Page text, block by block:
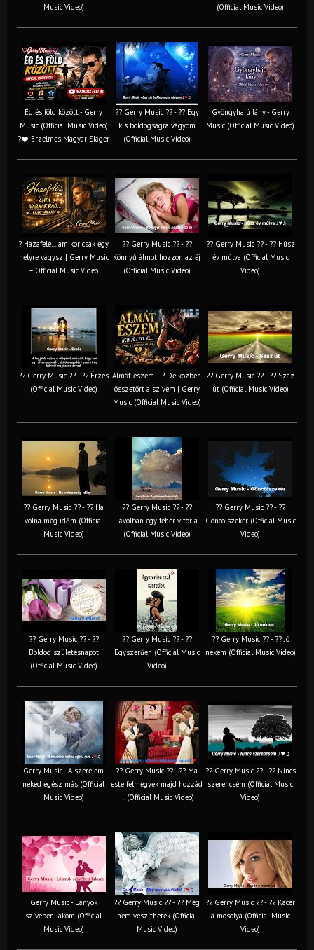
Music Video)
(Official Music Video)
Ég és föld között - Gerry
Music (Official Music Video)
?❤️ Érzelmes Magyar Sláger
?? Gerry Music ?? - ?? Egy
kis boldogságra vágyom
(Official Music Video)
Gyöngyhajú lány - Gerry
Music (Official Music Video)
? Hazafelé… amikor csak egy
helyre vágysz | Gerry Music
– Official Music Video
?? Gerry Music ?? - ??
Könnyű álmot hozzon az éj
(Official Music Video)
?? Gerry Music ?? - ?? Húsz
év múlva (Official Music
Video)
?? Gerry Music ?? - ?? Érzés
(Official Music Video)
Almát eszem… ? De közben
összetört a szívem | Gerry
Music (Official Music Video)
?? Gerry Music ?? - ?? Száz
út (Official Music Video)
?? Gerry Music ?? - ?? Ha
volna még időm (Official
Music Video)
?? Gerry Music ?? - ??
Távolban egy fehér vitorla
(Official Music Video)
?? Gerry Music ?? - ??
Göncölszekér (Official Music
Video)
?? Gerry Music ?? - ??
Boldog születésnapot
(Official Music Video)
?? Gerry Music ?? - ??
Egyszerűen (Official Music
Video)
?? Gerry Music ?? - ?? Jó
nekem (Official Music Video)
Gerry Music - A szerelem
neked egész más (Official
Music Video)
?? Gerry Music ?? - ?? Ma
este felmegyek majd hozzád
II. (Official Music Video)
?? Gerry Music ?? - ?? Nincs
szerencsém (Official Music
Video)
Gerry Music - Lányok
szívében lakom (Official
Music Video)
?? Gerry Music ?? - ?? Még
nem veszíthetek (Official
Music Video)
?? Gerry Music ?? - ?? Kacér
a mosolya (Official Music
Video)